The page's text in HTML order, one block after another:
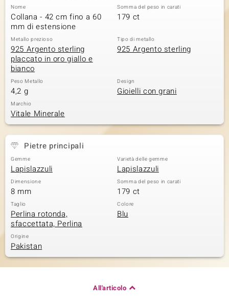
Classics
Nome
Collana - 42 cm fino a 60
mm di estensione
Somma del peso in carati
179 ct
Metallo prezioso
925 Argento sterling
placcato in oro giallo e
bianco
Tipo di metallo
925 Argento sterling
Peso Metallo
4,2 g
Design
Gioielli con grani
Marchio
Vitale Minerale
Pietre principali
Gemme
Lapislazzuli
Varietà delle gemme
Lapislazzuli
Dimensione
8 mm
Somma del peso in carati
179 ct
Taglio
Perlina rotonda,
sfaccettata, Perlina
Colore
Blu
Origine
Pakistan
All'articolo